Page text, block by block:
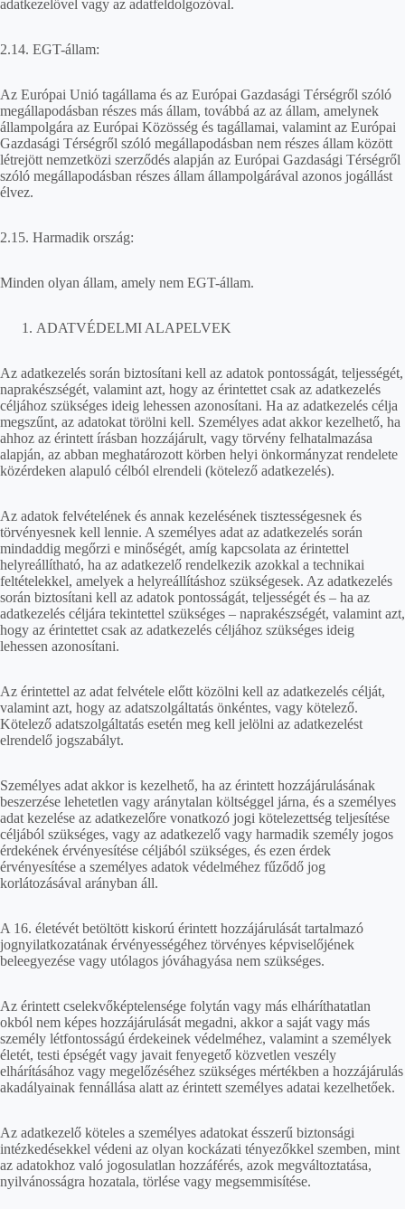
adatkezelővel vagy az adatfeldolgozóval.
2.14. EGT-állam:
Az Európai Unió tagállama és az Európai Gazdasági Térségről szóló
megállapodásban részes más állam, továbbá az az állam, amelynek
állampolgára az Európai Közösség és tagállamai, valamint az Európai
Gazdasági Térségről szóló megállapodásban nem részes állam között
létrejött nemzetközi szerződés alapján az Európai Gazdasági Térségről
szóló megállapodásban részes állam állampolgárával azonos jogállást
élvez.
2.15. Harmadik ország:
Minden olyan állam, amely nem EGT-állam.
ADATVÉDELMI ALAPELVEK
Az adatkezelés során biztosítani kell az adatok pontosságát, teljességét,
naprakészségét, valamint azt, hogy az érintettet csak az adatkezelés
céljához szükséges ideig lehessen azonosítani. Ha az adatkezelés célja
megszűnt, az adatokat törölni kell. Személyes adat akkor kezelhető, ha
ahhoz az érintett írásban hozzájárult, vagy törvény felhatalmazása
alapján, az abban meghatározott körben helyi önkormányzat rendelete
közérdeken alapuló célból elrendeli (kötelező adatkezelés).
Az adatok felvételének és annak kezelésének tisztességesnek és
törvényesnek kell lennie. A személyes adat az adatkezelés során
mindaddig megőrzi e minőségét, amíg kapcsolata az érintettel
helyreállítható, ha az adatkezelő rendelkezik azokkal a technikai
feltételekkel, amelyek a helyreállításhoz szükségesek. Az adatkezelés
során biztosítani kell az adatok pontosságát, teljességét és – ha az
adatkezelés céljára tekintettel szükséges – naprakészségét, valamint azt,
hogy az érintettet csak az adatkezelés céljához szükséges ideig
lehessen azonosítani.
Az érintettel az adat felvétele előtt közölni kell az adatkezelés célját,
valamint azt, hogy az adatszolgáltatás önkéntes, vagy kötelező.
Kötelező adatszolgáltatás esetén meg kell jelölni az adatkezelést
elrendelő jogszabályt.
Személyes adat akkor is kezelhető, ha az érintett hozzájárulásának
beszerzése lehetetlen vagy aránytalan költséggel járna, és a személyes
adat kezelése az adatkezelőre vonatkozó jogi kötelezettség teljesítése
céljából szükséges, vagy az adatkezelő vagy harmadik személy jogos
érdekének érvényesítése céljából szükséges, és ezen érdek
érvényesítése a személyes adatok védelméhez fűződő jog
korlátozásával arányban áll.
A 16. életévét betöltött kiskorú érintett hozzájárulását tartalmazó
jognyilatkozatának érvényességéhez törvényes képviselőjének
beleegyezése vagy utólagos jóváhagyása nem szükséges.
Az érintett cselekvőképtelensége folytán vagy más elháríthatatlan
okból nem képes hozzájárulását megadni, akkor a saját vagy más
személy létfontosságú érdekeinek védelméhez, valamint a személyek
életét, testi épségét vagy javait fenyegető közvetlen veszély
elhárításához vagy megelőzéséhez szükséges mértékben a hozzájárulás
akadályainak fennállása alatt az érintett személyes adatai kezelhetőek.
Az adatkezelő köteles a személyes adatokat ésszerű biztonsági
intézkedésekkel védeni az olyan kockázati tényezőkkel szemben, mint
az adatokhoz való jogosulatlan hozzáférés, azok megváltoztatása,
nyilvánosságra hozatala, törlése vagy megsemmisítése.